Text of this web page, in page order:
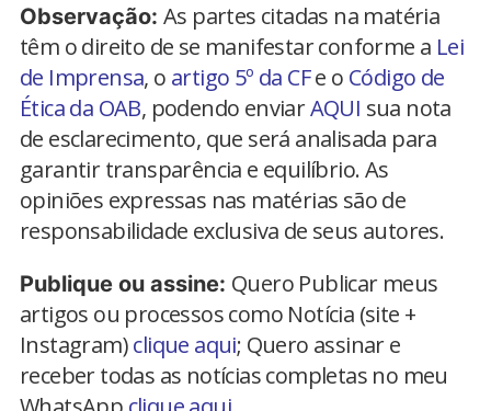
Observação: As partes citadas na matéria
têm o direito de se manifestar conforme a Lei
de Imprensa, o artigo 5º da CFe o Código de
Ética da OAB, podendo enviarAQUI sua nota
de esclarecimento, que será analisada para
garantir transparência e equilíbrio. As
opiniões expressas nas matérias são de
responsabilidade exclusiva de seus autores.
Publique ou assine: Quero Publicar meus
artigos ou processos como Notícia (site +
Instagram)clique aqui; Quero assinar e
receber todas as notícias completas no meu